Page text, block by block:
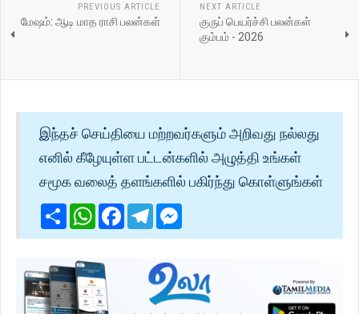
PREVIOUS ARTICLE
மேஷம்: ஆடி மாத ராசி பலன்கள்
NEXT ARTICLE
குருப் பெயர்ச்சி பலன்கள்
கும்பம் - 2026
இந்தச் செய்தியை மற்றவர்களும் அறிவது நல்லது
எனில் கீழேயுள்ள பட்டன்களில் அழுத்தி உங்கள்
சமூக வலைத் தளங்களில் பகிர்ந்து கொள்ளுங்கள்
ShareWhatsApp
Facebook
Telegram